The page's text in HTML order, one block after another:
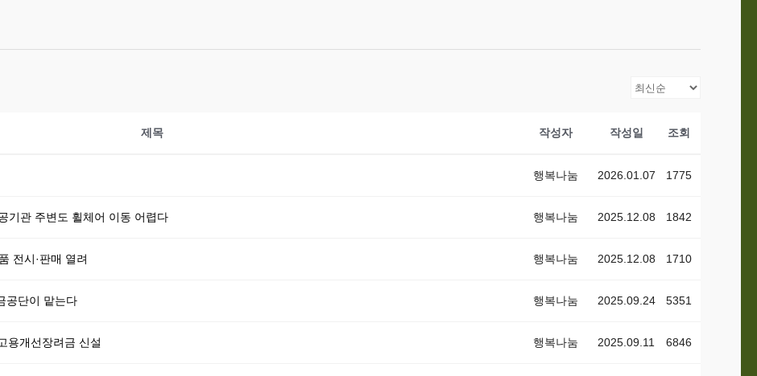
제목 작성자 작성일 조회
행복나눔 2026.01.07 1775
기관 주변도 휠체어 이동 어렵다 행복나눔 2025.12.08 1842
전시·판매 열려 행복나눔 2025.12.08 1710
공단이 맡는다 행복나눔 2025.09.24 5351
용개선장려금 신설 행복나눔 2025.09.11 6846